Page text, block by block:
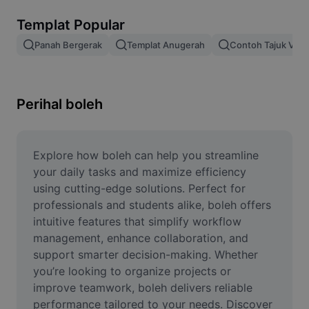
Gabungan imej
Ubah Saiz Imej
Penjana Meme
AI Text Remover
AI People Remover
AI Inpainting
Face Cutout
Templat Popular
Panah Bergerak Templat Anugerah Contoh Tajuk
Perihal boleh
Explore how boleh can help you streamline
your daily tasks and maximize efficiency
using cutting-edge solutions. Perfect for
professionals and students alike, boleh offers
intuitive features that simplify workflow
management, enhance collaboration, and
support smarter decision-making. Whether
you’re looking to organize projects or
improve teamwork, boleh delivers reliable
performance tailored to your needs. Discover